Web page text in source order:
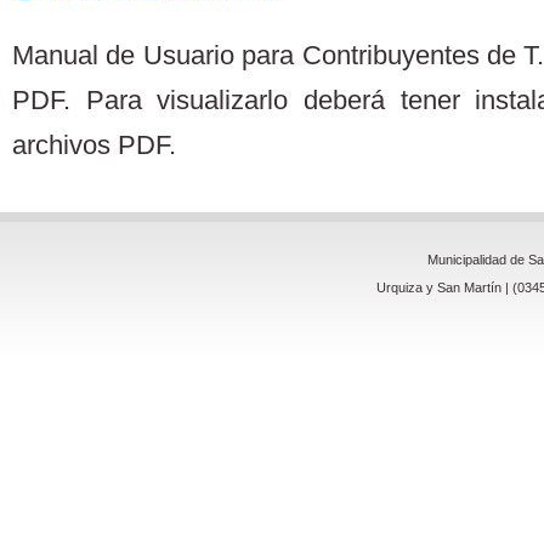
Manual de Usuario para Contribuyentes de
PDF. Para visualizarlo deberá tener
archivos PDF.
Municipalidad de
Urquiza y San Martín |